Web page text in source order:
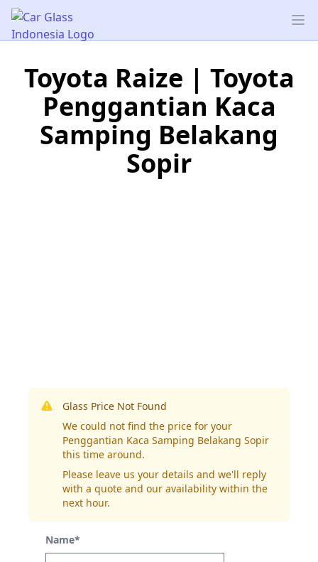
Car Glass Indonesia
Toyota Raize | Toyota
Penggantian Kaca
Samping Belakang
Sopir
Glass Price Not Found
We could not find the price for your
Penggantian Kaca Samping Belakang Sopir
this time around.
Please leave us your details and we'll reply
with a quote and our availability within the
next hour.
Name*